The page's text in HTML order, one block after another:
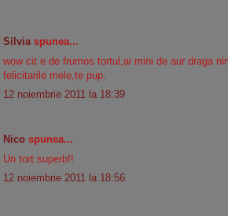
Silviaspunea...
wow cit e de frumos tortul,ai mini de aur draga
felicitarile mele,te pup.
12 noiembrie 2011 la 18:39
Nico spunea...
Un tort superb!!
12 noiembrie 2011 la 18:56